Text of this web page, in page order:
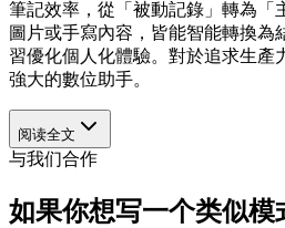
筆記效率，從「被動記錄」轉為「
圖片或手寫內容，皆能智能轉換為
習優化個人化體驗。對於追求生產
強大的數位助手。
阅读全文
与我们合作
如果你想写一个类似模